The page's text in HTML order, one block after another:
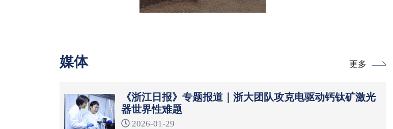
媒体 更多
《浙江日报》专题报道｜浙大团队攻克电驱动钙钛矿激光
器世界性难题
2026-01-29